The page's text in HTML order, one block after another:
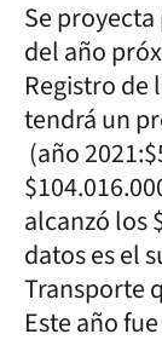
Se
del año
Registro de
tendrá un
(año
alcanzó los
datos es el
Transporte
Este año